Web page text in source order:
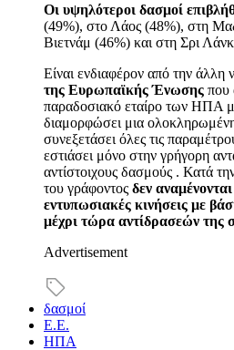
Οι υψηλότεροι δασμοί
(49%), στο Λάος (48%), στη
Βιετνάμ (46%) και στη Σρι
Είναι ενδιαφέρον από την άλλη
της Ευρωπαϊκής Ένωσης που
παραδοσιακό εταίρο των ΗΠΑ
διαμορφώσει μια
συνεξετάσει όλες τις
εστιάσει μόνο στην γρήγορη
αντίστοιχους δασμούς . Κατά
του γράφοντος δεν
εντυπωσιακές κινήσεις με
μέχρι τώρα αντίδρασεών της
Advertisement
δασμοί
Ε.Ε.
ΗΠΑ